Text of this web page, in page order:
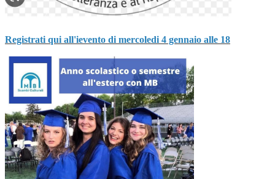
Registrati qui all'ievento di mercoledi 4 gennaio alle 18